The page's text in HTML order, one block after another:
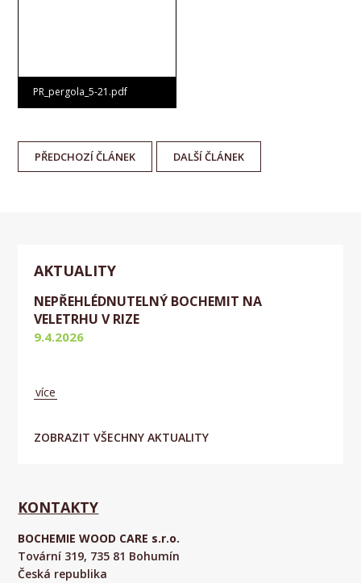
PR_pergola_5-21.pdf
PŘEDCHOZÍČLÁNEK DALŠÍČLÁNEK
AKTUALITY
ZOBRAZIT VŠECHNY AKTUALITY
NEPŘEHLÉDNUTELNÝ BOCHEMIT NA
VELETRHU V RIZE
9.4.2026
více
KONTAKTY
BOCHEMIE WOOD CARE s.r.o.
Tovární 319, 735 81 Bohumín
Česká republika